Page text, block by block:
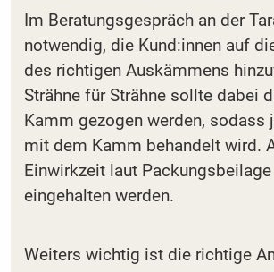
Im Beratungsgespräch an der
notwendig, die Kund:innen auf
des richtigen Auskämmens
Strähne für Strähne sollte dabei
Kamm gezogen werden, sodass
mit dem Kamm behandelt wird.
Einwirkzeit laut Packungsbeilage
eingehalten werden.
Weiters wichtig ist die richtige